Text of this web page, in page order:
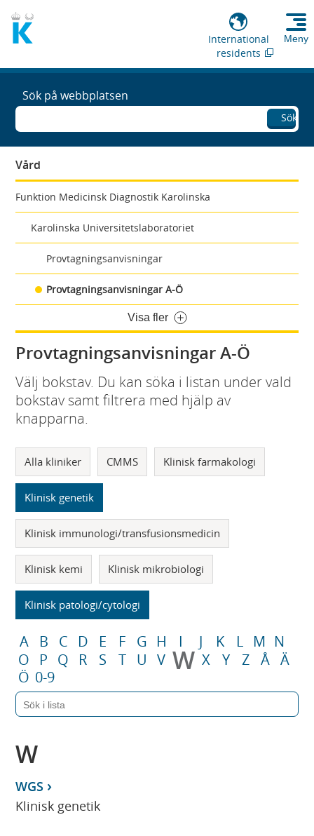
International
residents
Meny
Sök på webbplatsen
Sök
Vård
Funktion Medicinsk Diagnostik Karolinska
Karolinska Universitetslaboratoriet
Provtagningsanvisningar
Provtagningsanvisningar A-Ö
Visa fler
Provtagningsanvisningar A-Ö
Välj bokstav. Du kan söka i listan under vald
bokstav samt filtrera med hjälp av
knapparna.
Alla kliniker CMMS Klinisk farmakologi
Klinisk genetik
Klinisk immunologi/transfusionsmedicin
Klinisk kemi Klinisk mikrobiologi
Klinisk patologi/cytologi
A B C D E F G H I J K L M N
O
P Q R S T U V W X Y Z Å Ä
Ö 0-9
W
WGS
Klinisk genetik